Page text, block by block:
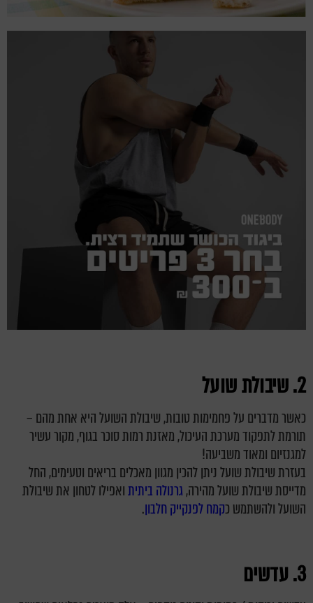
2. שיבולת שועל
כאשר מדברים על פחמימות טובות, שיבולת השועל היא אחת מהם –
תורמת לתפקוד מערכת העיכול, מאזנת רמות סוכר בגוף, מקור עשיר
למגנזיום ומאוד משביעה!
בעזרת שיבולת שועל ניתן להכין מגוון מאכלים בריאים וטעימים, החל
מדייסת שיבולת שועל מהירה,גרנולה ביתיתואפילו לטחון את שיבולת
השועל ולהשתמש כקמח לפנקייק חלבון.
3. עדשים